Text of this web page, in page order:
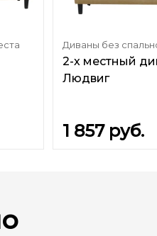
Диваны без
2-х местный
Людвиг
1 857 руб.